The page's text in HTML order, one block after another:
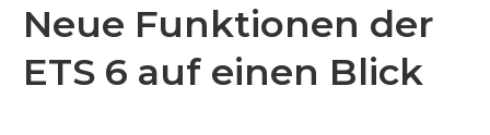
Neue Funktionen der
ETS 6 auf einen Blick